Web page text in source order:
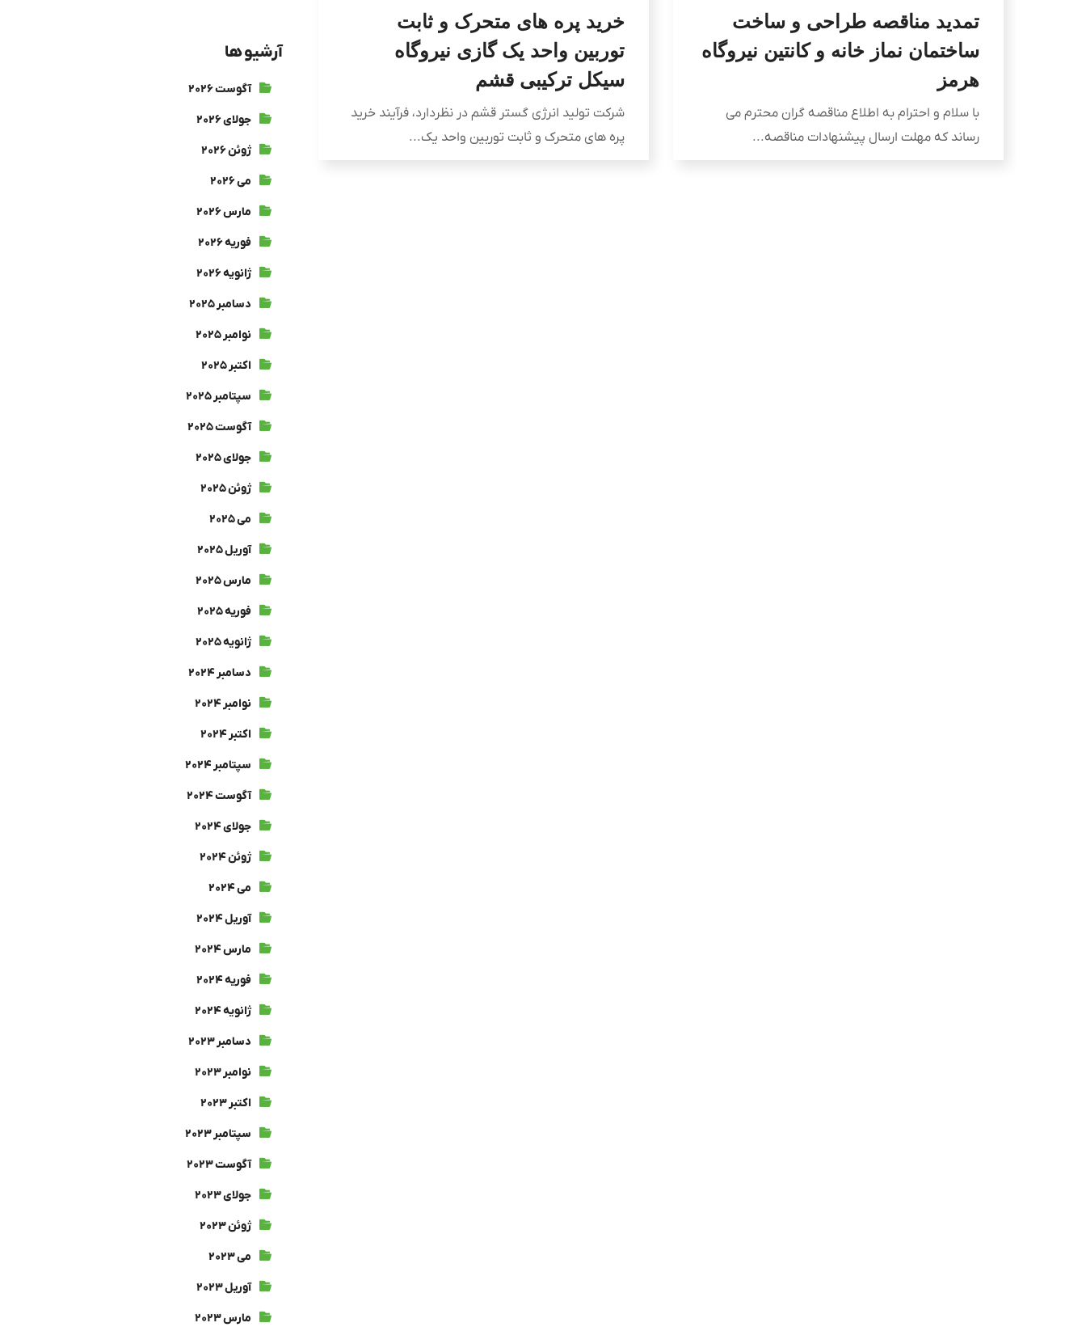
تمدید مناقصه طراحی و ساخت
ساختمان نماز خانه و کانتین نیروگاه
هرمز
با سلام و احترام به اطلاع مناقصه گران محترم می
رساند که مهلت ارسال پیشنهادات مناقصه...
خرید پره های متحرک و ثابت
توربین واحد یک گازی نیروگاه
سیکل ترکیبی قشم
شرکت تولید انرژی گستر قشم در نظردارد، فرآیند خرید
پره های متحرک و ثابت توربین واحد یک...
آرشیو ها
آگوست ۲۰۲۶
جولای ۲۰۲۶
ژوئن ۲۰۲۶
می ۲۰۲۶
مارس ۲۰۲۶
فوریه ۲۰۲۶
ژانویه ۲۰۲۶
دسامبر ۲۰۲۵
نوامبر ۲۰۲۵
اکتبر ۲۰۲۵
سپتامبر ۲۰۲۵
آگوست ۲۰۲۵
جولای ۲۰۲۵
ژوئن ۲۰۲۵
می ۲۰۲۵
آوریل ۲۰۲۵
مارس ۲۰۲۵
فوریه ۲۰۲۵
ژانویه ۲۰۲۵
دسامبر ۲۰۲۴
نوامبر ۲۰۲۴
اکتبر ۲۰۲۴
سپتامبر ۲۰۲۴
آگوست ۲۰۲۴
جولای ۲۰۲۴
ژوئن ۲۰۲۴
می ۲۰۲۴
آوریل ۲۰۲۴
مارس ۲۰۲۴
فوریه ۲۰۲۴
ژانویه ۲۰۲۴
دسامبر ۲۰۲۳
نوامبر ۲۰۲۳
اکتبر ۲۰۲۳
سپتامبر ۲۰۲۳
آگوست ۲۰۲۳
جولای ۲۰۲۳
ژوئن ۲۰۲۳
می ۲۰۲۳
آوریل ۲۰۲۳
مارس ۲۰۲۳